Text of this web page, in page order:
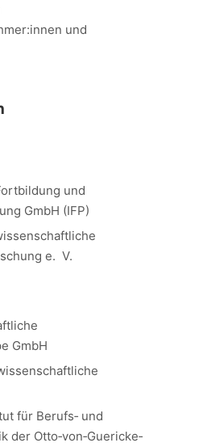
und
und
GmbH (IFP)
e. V.
GmbH
für Berufs‐ und
der Otto‐von‐Guericke‐